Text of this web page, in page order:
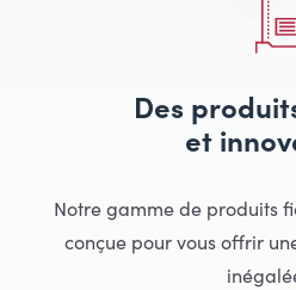
Des
et
Notre gamme de produits
conçue pour vous offrir